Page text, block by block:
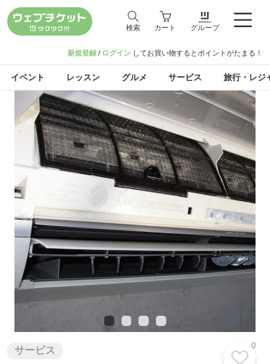
検索 カート グループ
新規登録 / ログイン してお買い物するとポイントがたまる！
イベント レッスン グルメ サービス 旅行・レジ
サービス 0